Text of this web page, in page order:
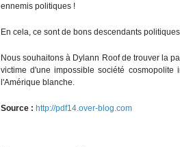
ennemis politiques !
En cela, ce sont de bons descendants
Nous souhaitons à Dylann Roof de trouver la
victime d'une impossible société
l'Amérique blanche.
Source : http://pdf14.over-blog.com